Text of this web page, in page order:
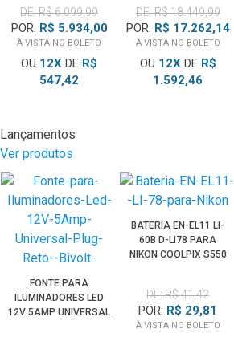
DE: R$ 6.099,99
POR: R$ 5.934,00
À VISTA NO BOLETO
OU 12X DE R$
547,42
DE: R$ 18.449,99
POR: R$ 17.262,14
À VISTA NO BOLETO
OU 12XDE R$
1.592,46
Lançamentos
Ver produtos
FONTE PARA
ILUMINADORES LED
12V 5AMP UNIVERSAL
BATERIA EN-EL11 LI-
60B D-LI78 PARA
NIKON COOLPIX S550
DE: R$ 41,42
POR: R$ 29,81
À VISTA NO BOLETO